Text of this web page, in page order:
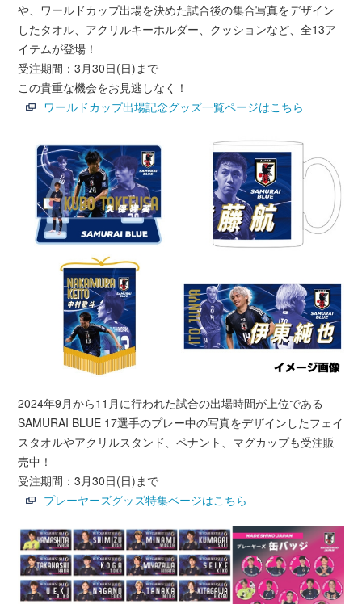
や、ワールドカップ出場を決めた試合後の集合写真をデザイン
したタオル、アクリルキーホルダー、クッションなど、全13ア
イテムが登場！
受注期間：3月30日(日)まで
この貴重な機会をお見逃しなく！
ワールドカップ出場記念グッズ一覧ページはこちら
2024年9月から11月に行われた試合の出場時間が上位である
SAMURAI BLUE 17選手のプレー中の写真をデザインしたフェイ
スタオルやアクリルスタンド、ペナント、マグカップも受注販
売中！
受注期間：3月30日(日)まで
プレーヤーズグッズ特集ページはこちら